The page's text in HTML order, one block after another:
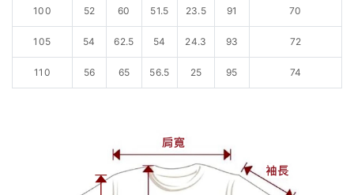
100 52 60 51.5 23.5 91 70
105 54 62.5 54 24.3 93 72
110 56 65 56.5 25 95 74